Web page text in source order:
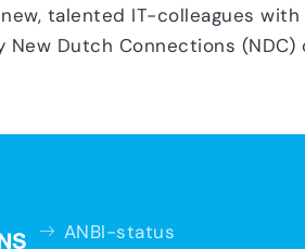
talented IT-colleagues
New Dutch Connections (NDC)
ANBI-status